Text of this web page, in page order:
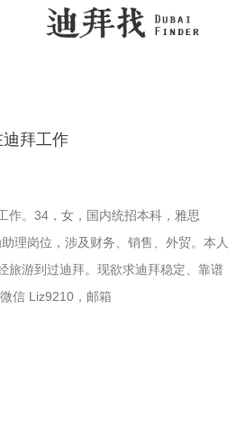
迪拜工作
作。34，女，国内统招本科，雅思
理岗位，涉及财务、销售、外贸。本人
旅游到过迪拜。现欲求迪拜稳定、靠谱
信 Liz9210，邮箱